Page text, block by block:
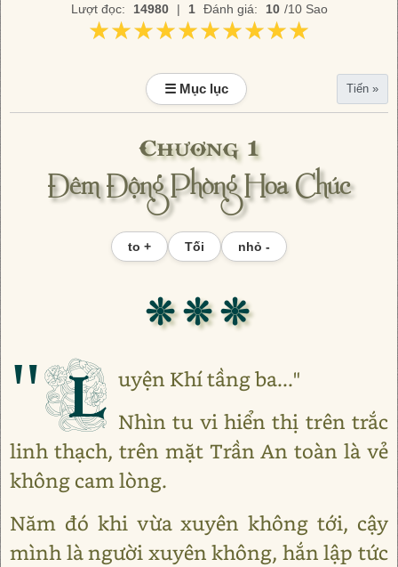
Lượt đọc: 14980 | 1 Đánh giá: 10 /10 Sao
★★★★★★★★★★
★★★★★★★★★★
☰ Mục lục Tiến »
Chương 1
Đêm Động Phòng Hoa Chúc
to + Tối nhỏ -
❊ ❊ ❊
"L uyện Khí tầng ba..."
Nhìn tu vi hiển thị trên trắc
linh thạch, trên mặt Trần An toàn là vẻ
không cam lòng.
Năm đó khi vừa xuyên không tới, cậy
mình là người xuyên không, hắn lập tức